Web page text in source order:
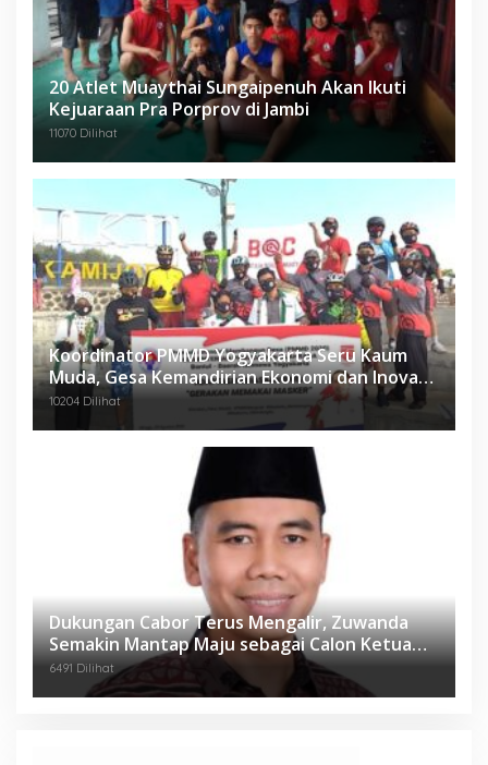
20 Atlet Muaythai Sungaipenuh Akan Ikuti
Kejuaraan Pra Porprov di Jambi
11070 Dilihat
Koordinator PMMD Yogyakarta Seru Kaum
Muda, Gesa Kemandirian Ekonomi dan Inovasi
Desa
10204 Dilihat
Dukungan Cabor Terus Mengalir, Zuwanda
Semakin Mantap Maju sebagai Calon Ketua
KONI
6491 Dilihat